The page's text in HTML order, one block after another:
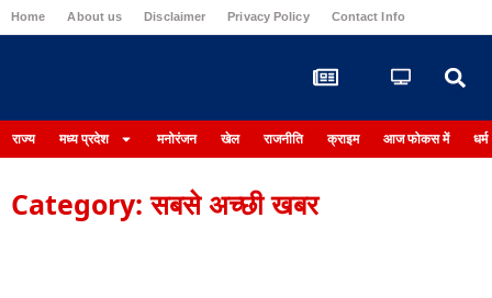
Home About us Disclaimer Privacy Policy Contact Info
राज्य मध्य प्रदेश मनोरंजन खेल राजनीति क्राइम आज फोकस में धर्म
Category: सबसे अच्छी खबर